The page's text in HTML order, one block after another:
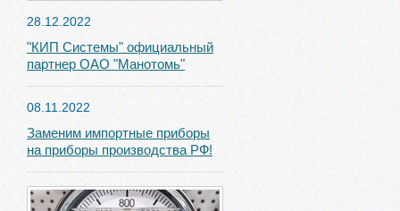
28.12.2022
"КИП Системы" официальный
партнер ОАО "Манотомь"
08.11.2022
Заменим импортные приборы
на приборы производства РФ!